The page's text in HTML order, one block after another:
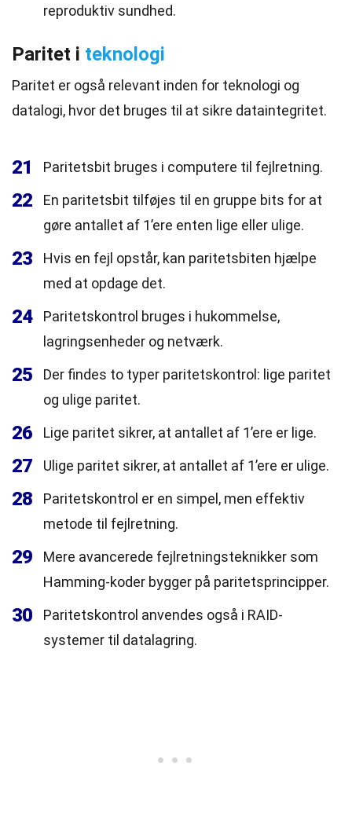
reproduktiv sundhed.
Paritet i teknologi
Paritet er også relevant inden for teknologi og
datalogi, hvor det bruges til at sikre dataintegritet.
21 Paritetsbit bruges i computere til fejlretning.
22
En paritetsbit tilføjes til en gruppe bits for at
gøre antallet af 1’ere enten lige eller ulige.
23
Hvis en fejl opstår, kan paritetsbiten hjælpe
med at opdage det.
24
Paritetskontrol bruges i hukommelse,
lagringsenheder og netværk.
25
Der findes to typer paritetskontrol: lige paritet
og ulige paritet.
26 Lige paritet sikrer, at antallet af 1’ere er lige.
27 Ulige paritet sikrer, at antallet af 1’ere er ulige.
28
Paritetskontrol er en simpel, men effektiv
metode til fejlretning.
29
Mere avancerede fejlretningsteknikker som
Hamming-koder bygger på paritetsprincipper.
30
Paritetskontrol anvendes også i RAID-
systemer til datalagring.